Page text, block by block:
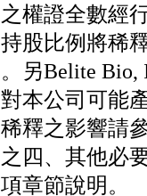
之權證全數經
持股比例將稀
。另Belite Bio,
對本公司可能
稀釋之影響請
之四、其他必
項章節說明。